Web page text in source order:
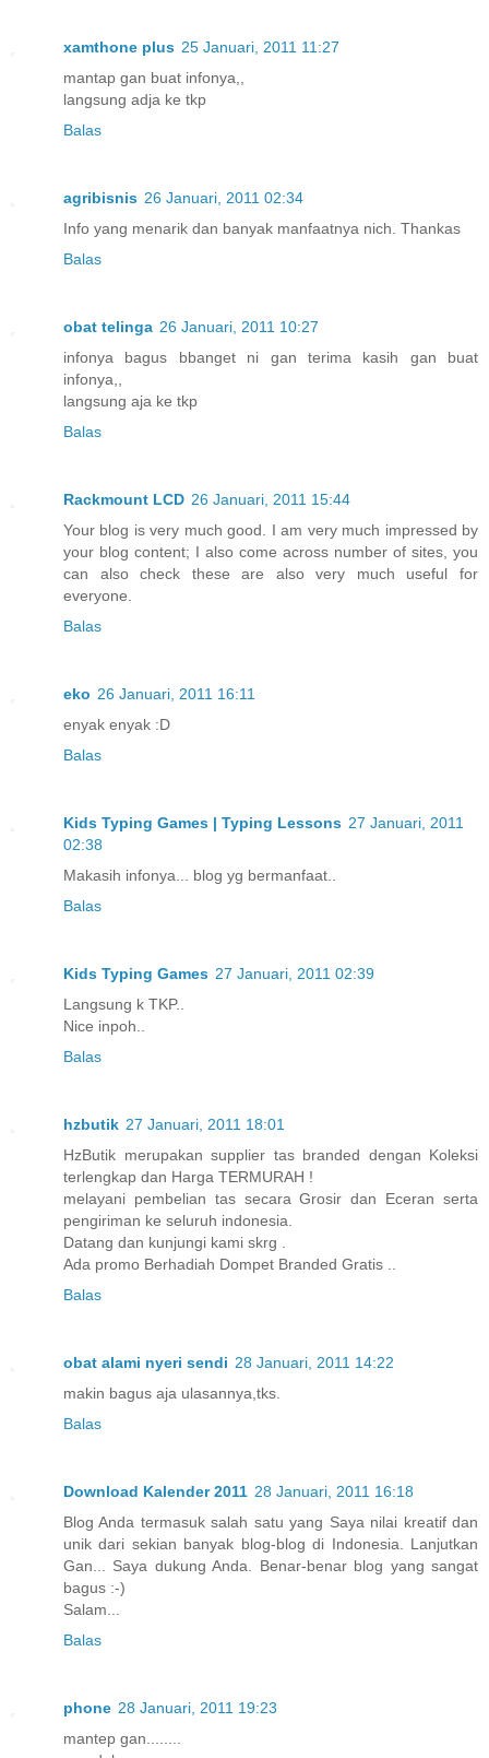
xamthone plus 25 Januari, 2011 11:27
mantap gan buat infonya,,
langsung adja ke tkp
Balas
agribisnis 26 Januari, 2011 02:34
Info yang menarik dan banyak manfaatnya nich. Thankas
Balas
obat telinga 26 Januari, 2011 10:27
infonya bagus bbanget ni gan terima kasih gan buat
infonya,,
langsung aja ke tkp
Balas
Rackmount LCD 26 Januari, 2011 15:44
Your blog is very much good. I am very much impressed by
your blog content; I also come across number of sites, you
can also check these are also very much useful for
everyone.
Balas
eko 26 Januari, 2011 16:11
enyak enyak :D
Balas
Kids Typing Games | Typing Lessons 27 Januari, 2011
02:38
Makasih infonya... blog yg bermanfaat..
Balas
Kids Typing Games 27 Januari, 2011 02:39
Langsung k TKP..
Nice inpoh..
Balas
hzbutik 27 Januari, 2011 18:01
HzButik merupakan supplier tas branded dengan Koleksi
terlengkap dan Harga TERMURAH !
melayani pembelian tas secara Grosir dan Eceran serta
pengiriman ke seluruh indonesia.
Datang dan kunjungi kami skrg .
Ada promo Berhadiah Dompet Branded Gratis ..
Balas
obat alami nyeri sendi 28 Januari, 2011 14:22
makin bagus aja ulasannya,tks.
Balas
Download Kalender 2011 28 Januari, 2011 16:18
Blog Anda termasuk salah satu yang Saya nilai kreatif dan
unik dari sekian banyak blog-blog di Indonesia. Lanjutkan
Gan... Saya dukung Anda. Benar-benar blog yang sangat
bagus :-)
Salam...
Balas
phone 28 Januari, 2011 19:23
mantep gan........